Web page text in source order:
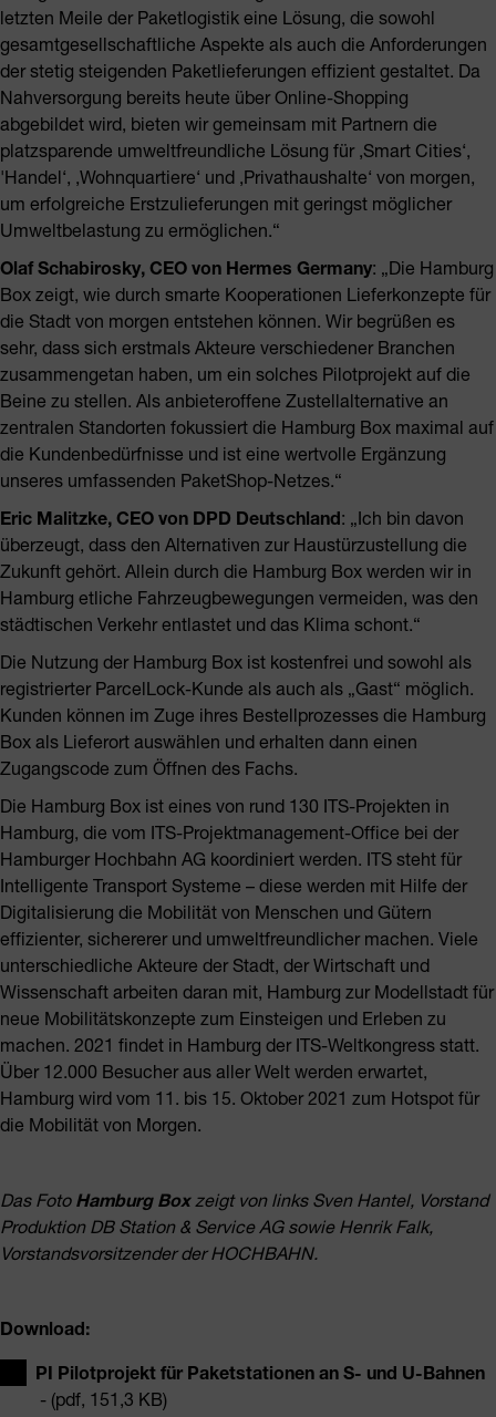
letzten Meile der Paketlogistik eine Lösung, die sowohl
gesamtgesellschaftliche Aspekte als auch die Anforderungen
der stetig steigenden Paketlieferungen effizient gestaltet. Da
Nahversorgung bereits heute über Online-Shopping
abgebildet wird, bieten wir gemeinsam mit Partnern die
platzsparende umweltfreundliche Lösung für ‚Smart Cities‘,
'Handel‘, ‚Wohnquartiere‘ und ‚Privathaushalte‘ von morgen,
um erfolgreiche Erstzulieferungen mit geringst möglicher
Umweltbelastung zu ermöglichen.“
Olaf Schabirosky, CEO von Hermes Germany: „Die Hamburg
Box zeigt, wie durch smarte Kooperationen Lieferkonzepte für
die Stadt von morgen entstehen können. Wir begrüßen es
sehr, dass sich erstmals Akteure verschiedener Branchen
zusammengetan haben, um ein solches Pilotprojekt auf die
Beine zu stellen. Als anbieteroffene Zustellalternative an
zentralen Standorten fokussiert die Hamburg Box maximal auf
die Kundenbedürfnisse und ist eine wertvolle Ergänzung
unseres umfassenden PaketShop-Netzes.“
Eric Malitzke, CEO von DPD Deutschland: „Ich bin davon
überzeugt, dass den Alternativen zur Haustürzustellung die
Zukunft gehört. Allein durch die Hamburg Box werden wir in
Hamburg etliche Fahrzeugbewegungen vermeiden, was den
städtischen Verkehr entlastet und das Klima schont.“
Die Nutzung der Hamburg Box ist kostenfrei und sowohl als
registrierter ParcelLock-Kunde als auch als „Gast“ möglich.
Kunden können im Zuge ihres Bestellprozesses die Hamburg
Box als Lieferort auswählen und erhalten dann einen
Zugangscode zum Öffnen des Fachs.
Die Hamburg Box ist eines von rund 130 ITS-Projekten in
Hamburg, die vom ITS-Projektmanagement-Office bei der
Hamburger Hochbahn AG koordiniert werden. ITS steht für
Intelligente Transport Systeme – diese werden mit Hilfe der
Digitalisierung die Mobilität von Menschen und Gütern
effizienter, sichererer und umweltfreundlicher machen. Viele
unterschiedliche Akteure der Stadt, der Wirtschaft und
Wissenschaft arbeiten daran mit, Hamburg zur Modellstadt für
neue Mobilitätskonzepte zum Einsteigen und Erleben zu
machen. 2021 findet in Hamburg der ITS-Weltkongress statt.
Über 12.000 Besucher aus aller Welt werden erwartet,
Hamburg wird vom 11. bis 15. Oktober 2021 zum Hotspot für
die Mobilität von Morgen.
Das Foto Hamburg Box zeigt von links Sven Hantel, Vorstand
Produktion DB Station & Service AGsowie Henrik Falk,
Vorstandsvorsitzender der HOCHBAHN.
Download:
PI Pilotprojekt für Paketstationen an S- und U-Bahnen
- (pdf, 151,3 KB)